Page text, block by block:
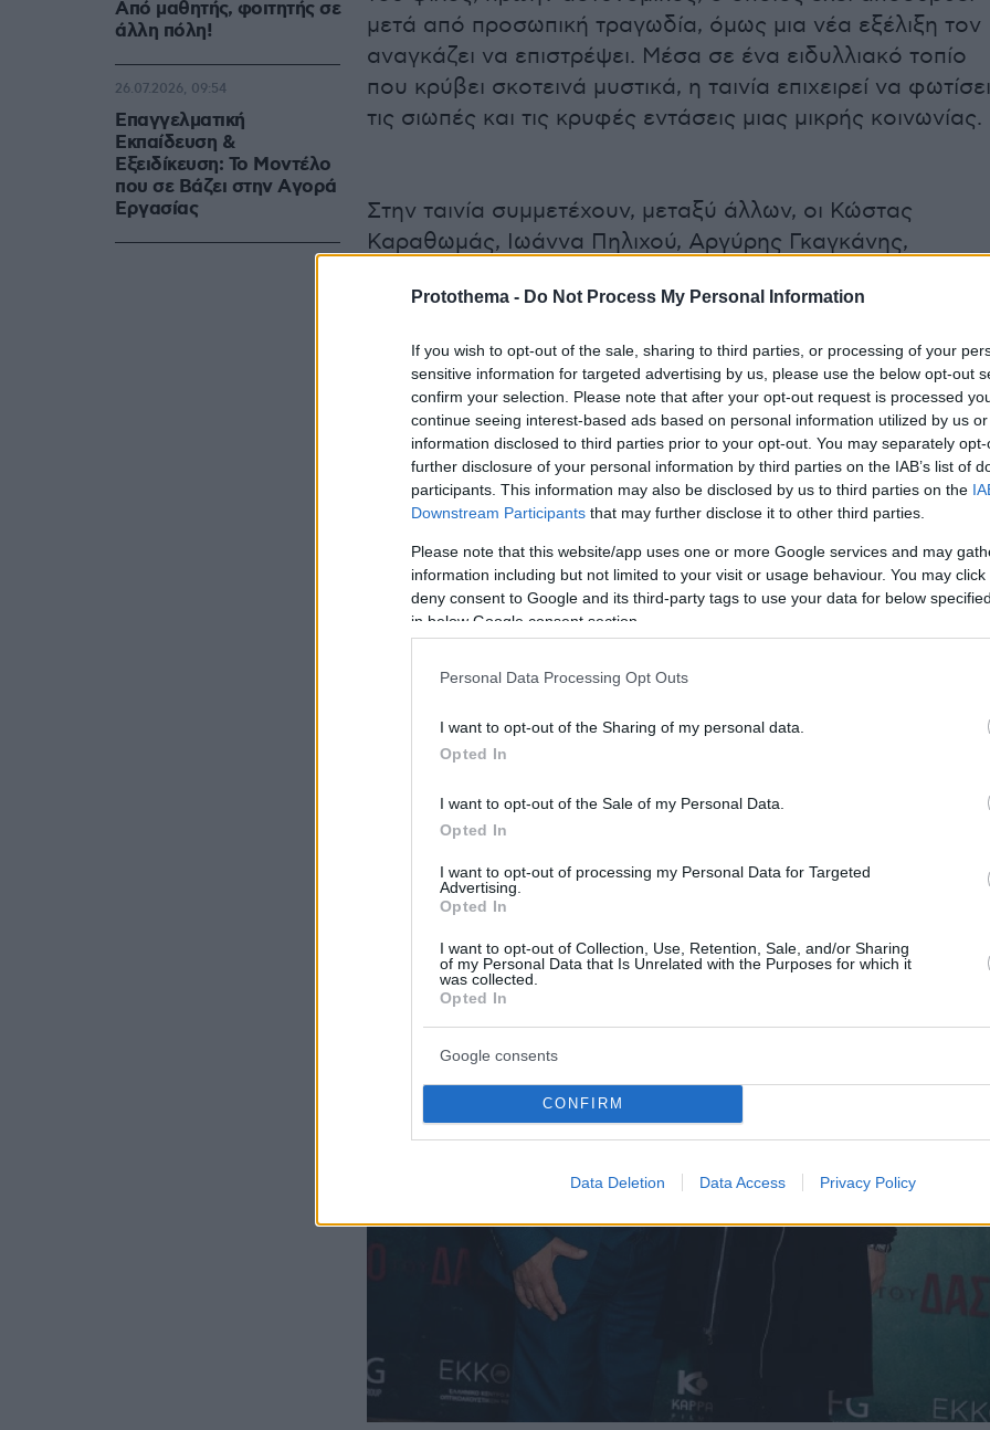
Protothema - Do Not Process My Personal Information
If you wish to opt-out of the sale, sharing to third parties, or processing of your
sensitive information for targeted advertising by us, please use the below opt-out
confirm your selection. Please note that after your opt-out request is processed
continue seeing interest-based ads based on personal information utilized by us
information disclosed to third parties prior to your opt-out. You may separately
further disclosure of your personal information by third parties on the IAB’s list of
participants. This information may also be disclosed by us to third parties on the
Downstream Participants that may further disclose it to other third parties.
Please note that this website/app uses one or more Google services and may
information including but not limited to your visit or usage behaviour. You may
deny consent to Google and its third-party tags to use your data for below
in below Google consent section.
Personal Data Processing Opt Outs
I want to opt-out of the Sharing of my personal data.
Opted In
I want to opt-out of the Sale of my Personal Data.
Opted In
I want to opt-out of processing my Personal Data for Targeted
Advertising.
Opted In
I want to opt-out of Collection, Use, Retention, Sale, and/or Sharing
of my Personal Data that Is Unrelated with the Purposes for which it
was collected.
Opted In
Google consents
CONFIRM
Data Deletion Data Access Privacy Policy
μετά από προσωπική τραγωδία, όμως μια νέα εξέλιξη τον
αναγκάζει να επιστρέψει. Μέσα σε ένα ειδυλλιακό τοπίο
που κρύβει σκοτεινά μυστικά, η ταινία επιχειρεί να φωτίσει
τις σιωπές και τις κρυφές εντάσεις μιας μικρής κοινωνίας.
Στην ταινία συμμετέχουν, μεταξύ άλλων, οι Κώστας
Καραθωμάς, Ιωάννα Πηλιχού, Αργύρης Γκαγκάνης,
Μπέσσυ Μάλφα και Μαρία Εγγλεζάκη. Ειδική εμφάνιση
στο soundtrack περιλαμβάνονται νέα τραγούδια του. Την
παραγωγή υπογράφει ο Κώστας Καραθωμάς, ο οποίος
συμμετέχει και ως πρωταγωνιστής.
Το «Μυστικό του Δάσους» θα κυκλοφορήσει στις
την Πέμπτη 2 Απριλίου.
Δείτε φωτογραφίες από την πρεμιέρα
Από μαθητής, φοιτητής σε
άλλη πόλη!
Επαγγελματική
Εκπαίδευση &
Εξειδίκευση: Το Mοντέλο
που σε Bάζει στην Aγορά
Eργασίας
26.07.2026, 09:54